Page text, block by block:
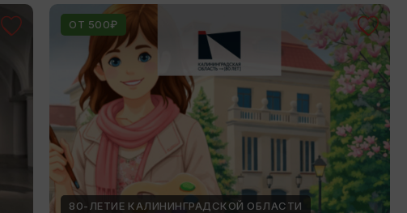
ОТ 500₽
80-ЛЕТИЕ КАЛИНИНГРАДСКОЙ ОБЛАСТИ